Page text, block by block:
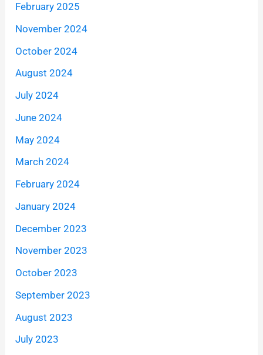
February 2025
November 2024
October 2024
August 2024
July 2024
June 2024
May 2024
March 2024
February 2024
January 2024
December 2023
November 2023
October 2023
September 2023
August 2023
July 2023